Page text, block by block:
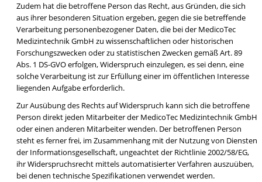
Zudem hat die betroffene Person das Recht, aus Gründen, die sich
aus ihrer besonderen Situation ergeben, gegen die sie betreffende
Verarbeitung personenbezogener Daten, die bei der MedicoTec
Medizintechnik GmbH zu wissenschaftlichen oder historischen
Forschungszwecken oder zu statistischen Zwecken gemäß Art. 89
Abs. 1 DS-GVO erfolgen, Widerspruch einzulegen, es sei denn, eine
solche Verarbeitung ist zur Erfüllung einer im öffentlichen Interesse
liegenden Aufgabe erforderlich.
Zur Ausübung des Rechts auf Widerspruch kann sich die betroffene
Person direkt jeden Mitarbeiter der MedicoTec Medizintechnik GmbH
oder einen anderen Mitarbeiter wenden. Der betroffenen Person
steht es ferner frei, im Zusammenhang mit der Nutzung von Diensten
der Informationsgesellschaft, ungeachtet der Richtlinie 2002/58/EG,
ihr Widerspruchsrecht mittels automatisierter Verfahren auszuüben,
bei denen technische Spezifikationen verwendet werden.